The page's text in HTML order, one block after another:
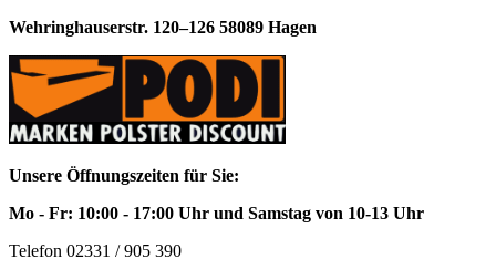
Wehringhauserstr. 120–126 58089 Hagen
Unsere Öffnungszeiten für Sie:
Mo - Fr: 10:00 - 17:00 Uhr und Samstag von 10-13 Uhr
Telefon 02331 / 905 390